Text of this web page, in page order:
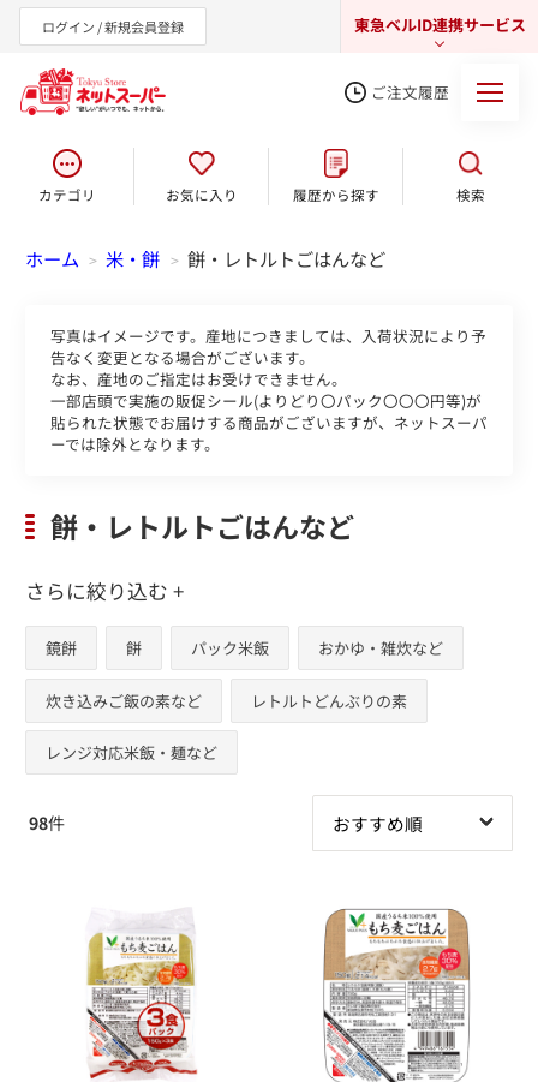
ログイン / 新規会員登録 東急ベルID連携サービス
東急オンラインショップ
ご注文履歴
カテゴリ お気に入り 履歴から探す 検索
ホーム > 米・餅 > 餅・レトルトごはんなど
写真はイメージです。産地につきましては、入荷状況により予
告なく変更となる場合がございます。
なお、産地のご指定はお受けできません。
一部店頭で実施の販促シール(よりどり〇パック〇〇〇円等)が
貼られた状態でお届けする商品がございますが、ネットスーパ
ーでは除外となります。
餅・レトルトごはんなど
さらに絞り込む +
鏡餅 餅 パック米飯 おかゆ・雑炊など
炊き込みご飯の素など レトルトどんぶりの素
レンジ対応米飯・麺など
98件